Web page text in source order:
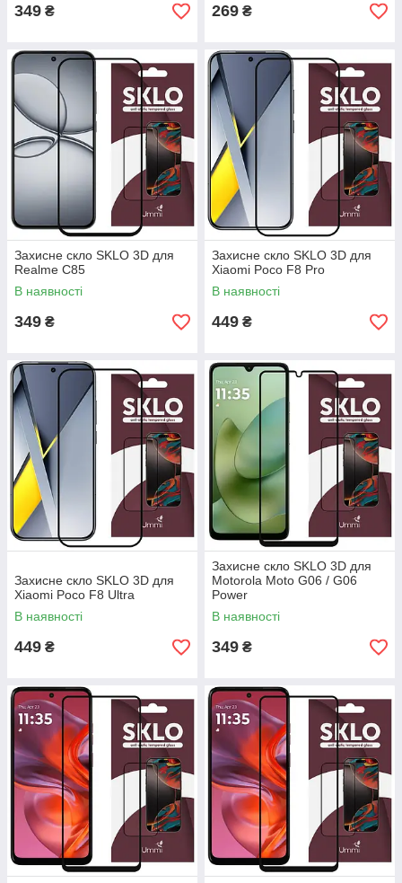
349 ₴ 269 ₴
Захисне скло SKLO 3D для
Realme C85
В наявності
349 ₴
Захисне скло SKLO 3D для
Xiaomi Poco F8 Pro
В наявності
449 ₴
Захисне скло SKLO 3D для
Xiaomi Poco F8 Ultra
В наявності
449 ₴
Захисне скло SKLO 3D для
Motorola Moto G06 / G06
Power
В наявності
349 ₴